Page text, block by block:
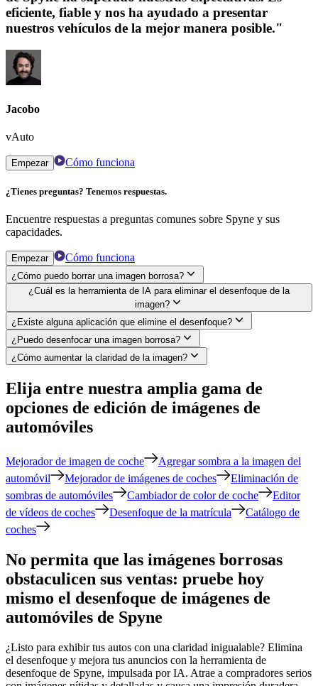
eficiente, fiable y nos ha ayudado a presentar
nuestros vehículos de la mejor manera posible."
Jacobo
vAuto
Empezar Cómo funciona
¿Tienes preguntas? Tenemos respuestas.
Encuentre respuestas a preguntas comunes sobre Spyne y sus
capacidades.
Empezar Cómo funciona
¿Cómo puedo borrar una imagen borrosa?
¿Cuál es la herramienta de IA para eliminar el desenfoque de la
imagen?
¿Existe alguna aplicación que elimine el desenfoque?
¿Puedo desenfocar una imagen borrosa?
¿Cómo aumentar la claridad de la imagen?
Elija entre nuestra amplia gama de
opciones de edición de imágenes de
automóviles
Mejorador de imagen de coche
Agregar sombra a la imagen del
automóvil
Mejorador de imágenes de coches
Eliminación de
sombras de automóviles
Cambiador de color de coche
Editor
de vídeos de coches
Desenfoque de la matrícula
Catálogo de
coches
No permita que las imágenes borrosas
obstaculicen sus ventas: pruebe hoy
mismo el desenfoque de imágenes de
automóviles de Spyne
¿Listo para exhibir tus autos con una claridad inigualable? Elimina
el desenfoque y mejora tus anuncios con la herramienta de
desenfoque de Spyne, impulsada por IA. Atrae a compradores serios